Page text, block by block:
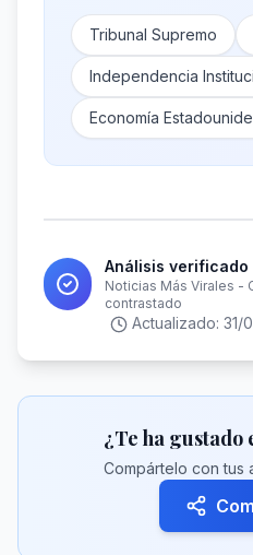
Tribunal Supremo
Independencia
Economía
Análisis verificado
Noticias Más Virales -
contrastado
Actualizado: 31/
¿Te ha gustado
Compártelo con tus